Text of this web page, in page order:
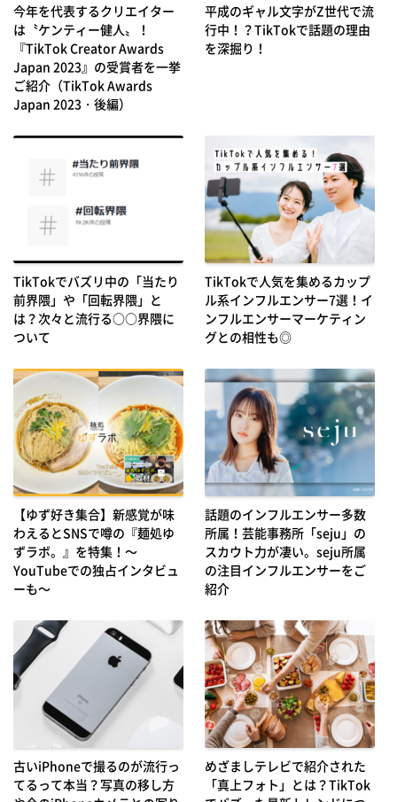
今年を代表するクリエイター
は〝ケンティー健人〟！
『TikTok Creator Awards
Japan 2023』の受賞者を一挙
ご紹介（TikTok Awards
Japan 2023・後編）
平成のギャル文字がZ世代で流
行中！？TikTokで話題の理由
を深掘り！
TikTokでバズリ中の「当たり
前界隈」や「回転界隈」と
は？次々と流行る○○界隈に
ついて
TikTokで人気を集めるカップ
ル系インフルエンサー7選！イ
ンフルエンサーマーケティン
グとの相性も◎
【ゆず好き集合】新感覚が味
わえるとSNSで噂の『麺処ゆ
ずラボ。』を特集！～
YouTubeでの独占インタビュ
ーも～
話題のインフルエンサー多数
所属！芸能事務所「seju」の
スカウト力が凄い。seju所属
の注目インフルエンサーをご
紹介
古いiPhoneで撮るのが流行っ
てるって本当？写真の移し方
めざましテレビで紹介された
「真上フォト」とは？TikTok